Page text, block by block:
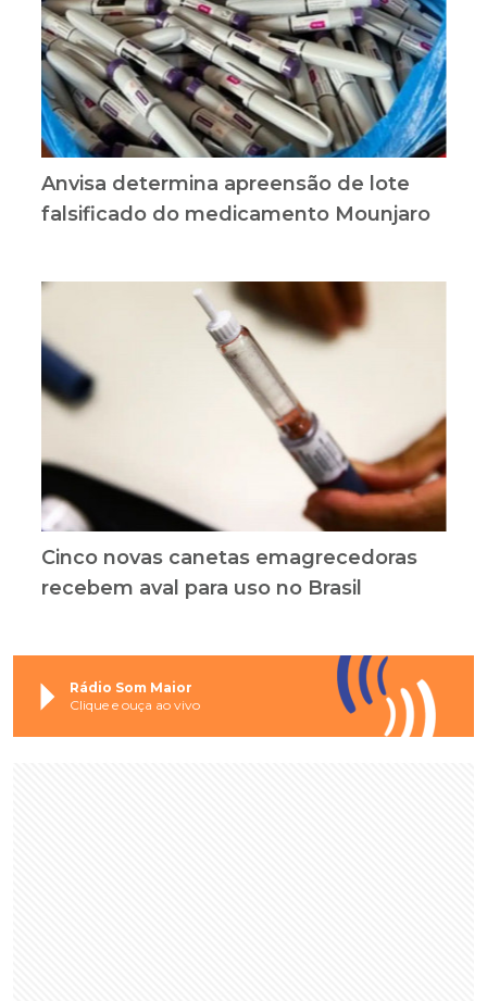
Anvisa determina apreensão de lote
falsificado do medicamento Mounjaro
Cinco novas canetas emagrecedoras
recebem aval para uso no Brasil
Rádio Som Maior
Clique e ouça ao vivo